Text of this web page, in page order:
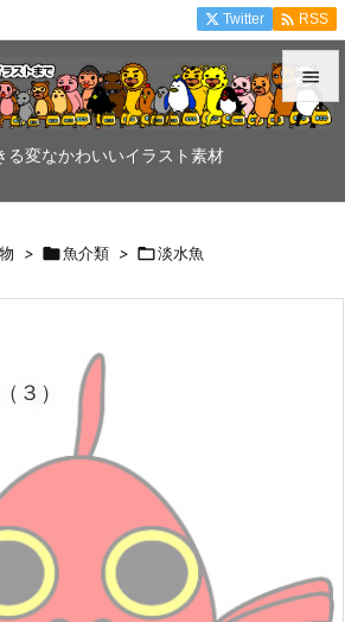
る変なかわいいイラスト素材


Twitter  RSS
> 魚介類 > 淡水魚
３）